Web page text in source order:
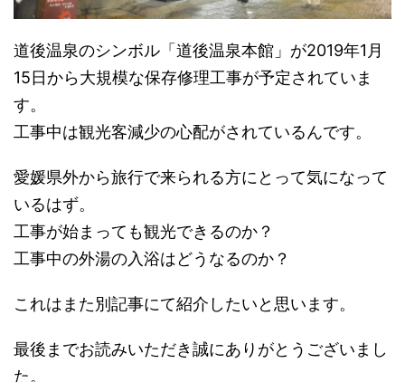
道後温泉のシンボル「道後温泉本館」が2019年1月
15日から大規模な保存修理工事が予定されていま
す。
工事中は観光客減少の心配がされているんです。
愛媛県外から旅行で来られる方にとって気になって
いるはず。
工事が始まっても観光できるのか？
工事中の外湯の入浴はどうなるのか？
これはまた別記事にて紹介したいと思います。
最後までお読みいただき誠にありがとうございまし
た。